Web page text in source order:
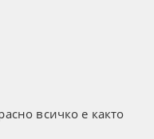
всичко е както